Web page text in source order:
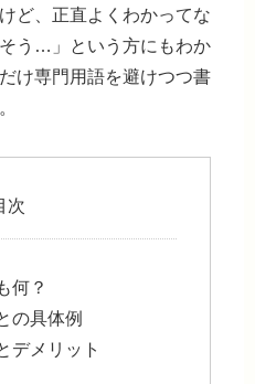
ど、正直よくわかってな
う…」という方にもわか
け専門用語を避けつつ書
次
何？
の具体例
デメリット